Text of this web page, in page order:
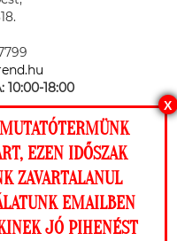
hogy a
honlapunkon.
10:00-18:00
biztosítja, MNB engedély
2013
X
EZEN IDŐSZAK
ZAVARTALANUL
EMAILBEN
JÓ PIHENÉST